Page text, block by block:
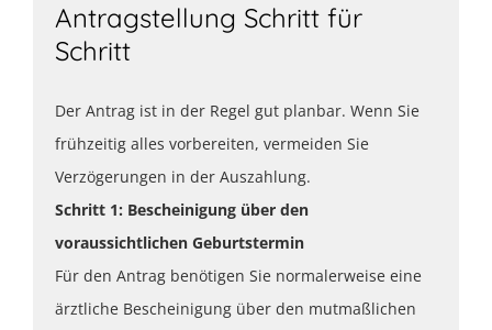
Antragstellung Schritt für
Schritt
Der Antrag ist in der Regel gut planbar. Wenn Sie
frühzeitig alles vorbereiten, vermeiden Sie
Verzögerungen in der Auszahlung.
Schritt 1: Bescheinigung über den
voraussichtlichen Geburtstermin
Für den Antrag benötigen Sie normalerweise eine
ärztliche Bescheinigung über den mutmaßlichen